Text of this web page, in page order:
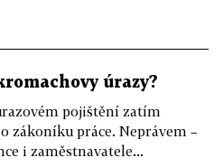
úrazy?
pojištění zatím
zákoníku práce. Neprávem –
i zaměstnavatele...